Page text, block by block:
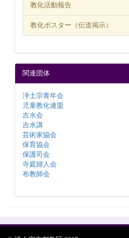
教化活動報告
教化ポスター（伝道掲示）
関連団体
浄土宗青年会
児童教化連盟
吉水会
吉水講
芸術家協会
保育協会
保護司会
寺庭婦人会
布教師会